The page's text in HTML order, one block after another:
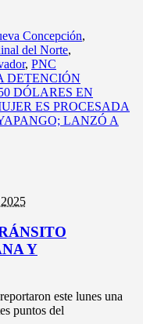
Concepción,
del Norte,
, PNC
DETENCIÓN
DÓLARES EN
ES PROCESADA
LANZÓ A
Y
este lunes una
puntos del